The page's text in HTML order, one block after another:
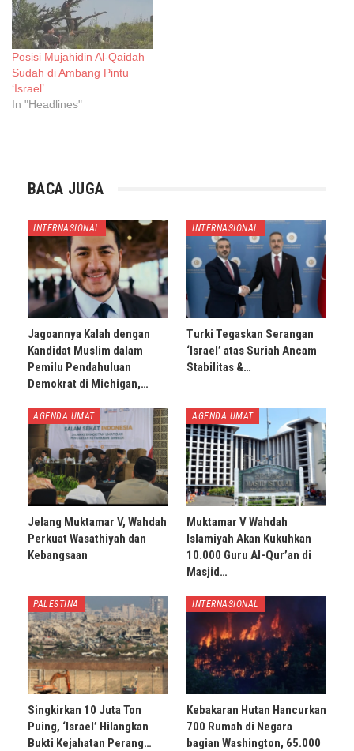
Posisi Mujahidin Al-Qaidah
Sudah di Ambang Pintu
‘Israel’
In "Headlines"
BACA JUGA
INTERNASIONAL
Jagoannya Kalah dengan
Kandidat Muslim dalam
Pemilu Pendahuluan
Demokrat di Michigan,…
INTERNASIONAL
Turki Tegaskan Serangan
‘Israel’ atas Suriah Ancam
Stabilitas &…
AGENDA UMAT
Jelang Muktamar V, Wahdah
Perkuat Wasathiyah dan
Kebangsaan
AGENDA UMAT
Muktamar V Wahdah
Islamiyah Akan Kukuhkan
10.000 Guru Al-Qur’an di
Masjid…
PALESTINA
Singkirkan 10 Juta Ton
Puing, ‘Israel’ Hilangkan
Bukti Kejahatan Perang…
INTERNASIONAL
Kebakaran Hutan Hancurkan
700 Rumah di Negara
bagian Washington, 65.000